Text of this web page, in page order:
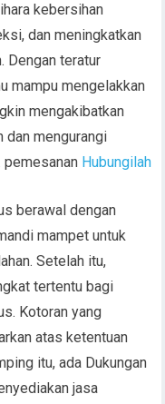
kebersihan
dan meningkatkan
Dengan teratur
mampu mengelakkan
mengakibatkan
dan mengurangi
pemesanan Hubungilah
berawal dengan
mampet untuk
Setelah itu,
tertentu bagi
Kotoran yang
atas ketentuan
itu, ada Dukungan
jasa